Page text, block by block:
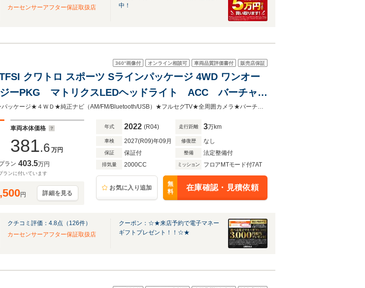
カーセンサーアフター保証取扱店
中！
360°画像付 オンライン相談可 車両品質評価書付 販売店保証
クワトロ スポーツ Sラインパッケージ 4WD ワンオー
ーPKG マトリクスLEDヘッドライト ACC バーチャル
革シート パワーシート シートヒーター ステアリング
アゲート CarPlay対応 ドラレコ ETC
★ワンオーナー★Ｓラインパッケージ★４ＷＤ★純正ナビ（AM/FM/Bluetooth/USB）★フルセグTV★全周囲カメラ★バーチャルコックピット★アダプティブクルーズコントロール★アウディド
車両本体価格
381.6 万円
ラン 403.5万円
ランに付いています
円 詳細を見る
年式 2022 (R04) 走行距離 3万km
車検 2027(R09)年09月 修復歴 なし
保証 保証付 整備 法定整備付
排気量 2000CC ミッション フロアMTモード付7AT
お気に入り追加
無
料
在庫確認・見積依頼
クチコミ評価： 4.8点（ 126件）
カーセンサーアフター保証取扱店
クーポン：☆★来店予約で電子マネー
ギフトプレゼント！！☆★